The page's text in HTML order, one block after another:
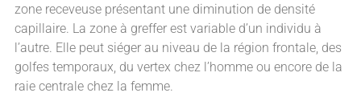
zone receveuse présentant une diminution de densité
capillaire. La zone à greffer est variable d’un individu à
l’autre. Elle peut siéger au niveau de la région frontale, des
golfes temporaux, du vertex chez l’homme ou encore de la
raie centrale chez la femme.